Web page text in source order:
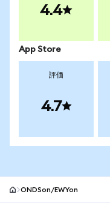
4.4
App Store
評価
4.7
ONDSon/EWYon